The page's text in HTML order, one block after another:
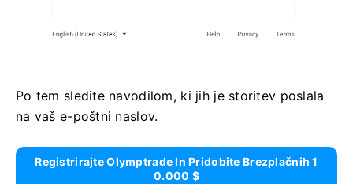
Po tem sledite navodilom, ki jih je storitev poslala
na vaš e-poštni naslov.
Registrirajte Olymptrade In Pridobite Brezplačnih 1
0.000 $